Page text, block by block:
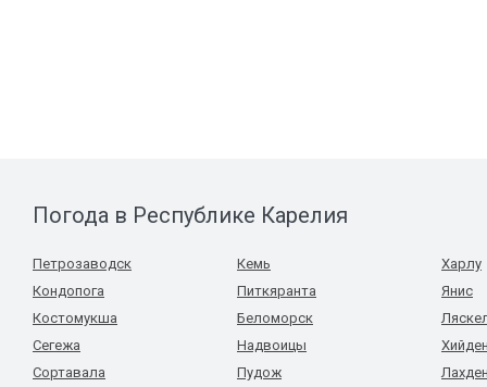
Погода в Республике Карелия
Петрозаводск
Кондопога
Костомукша
Сегежа
Сортавала
Кемь
Питкяранта
Беломорск
Надвоицы
Пудож
Харлу
Янис